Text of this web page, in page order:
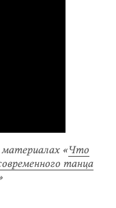
«Что
танца